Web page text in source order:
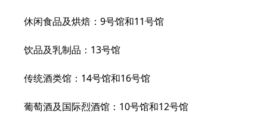
休闲食品及烘焙：9号馆和11号馆
饮品及乳制品：13号馆
传统酒类馆：14号馆和16号馆
葡萄酒及国际烈酒馆：10号馆和12号馆